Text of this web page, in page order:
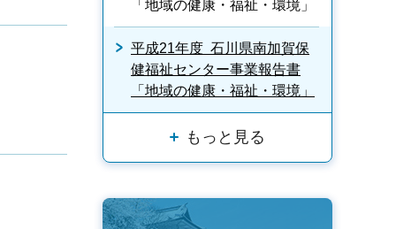
「地域の健康・福祉・環境」
平成21年度 石川県南加賀保
健福祉センター事業報告書
「地域の健康・福祉・環境」
もっと見る